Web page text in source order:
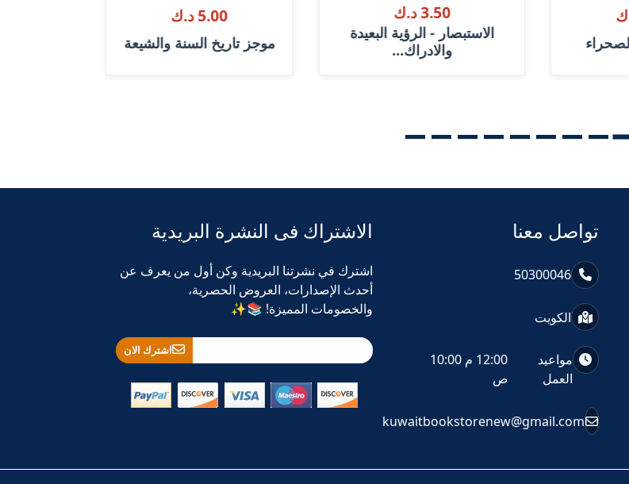
3.50 د.ك
الاستبصار - الرؤية البعيدة
والادراك...
5.00 د.ك
موجز تاريخ السنة والشيعة
تواصل معنا
50300046
الكويت
مواعيد
العمل
12:00 م 10:00
ص
kuwaitbookstorenew@gmail.com
الاشتراك فى النشرة البريدية
اشترك في نشرتنا البريدية وكن أول من يعرف عن
أحدث الإصدارات، العروض الحصرية،
والخصومات المميزة! 📚✨
اشترك الان